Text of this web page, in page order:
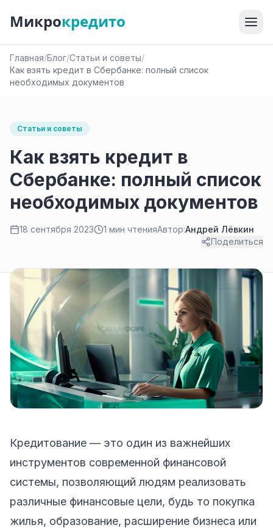
Микрокредито
Главная/Блог/Статьи и советы/
Как взять кредит в Сбербанке: полный список
необходимых документов
Статьи и советы
Как взять кредит в
Сбербанке: полный список
необходимых документов
18 сентября 2023 1 мин чтенияАвтор:Андрей Лёвкин
Поделиться
Кредитование — это один из важнейших
инструментов современной финансовой
системы, позволяющий людям реализовать
различные финансовые цели, будь то покупка
жилья, образование, расширение бизнеса или